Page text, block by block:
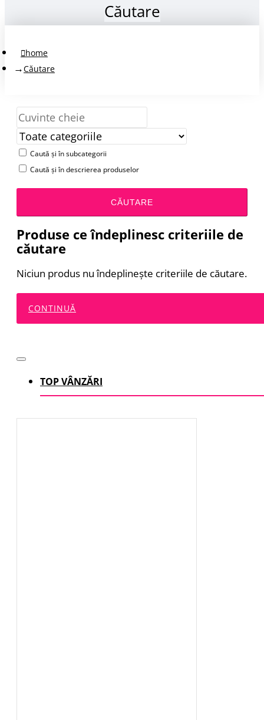
Căutare
home
Căutare
Caută și în subcategorii
Caută și în descrierea produselor
CĂUTARE
Produse ce îndeplinesc criteriile de
căutare
Niciun produs nu îndeplineşte criteriile de căutare.
CONTINUĂ
TOP VÂNZĂRI